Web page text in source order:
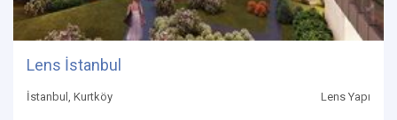
Lens İstanbul
İstanbul, Kurtköy Lens Yapı